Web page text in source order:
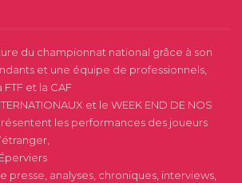
du championnat national grâce à son
et une équipe de professionnels,
et la CAF
et le WEEK END DE NOS
les performances des joueurs
presse, analyses, chroniques, interviews,